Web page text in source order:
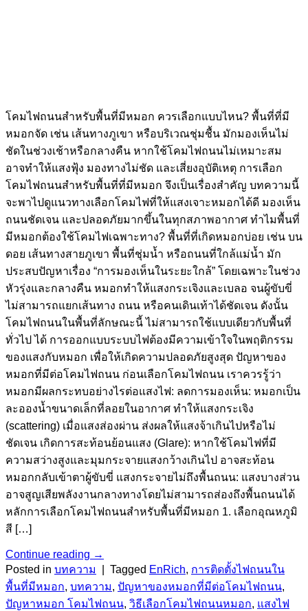
โคมไฟถนนสำหรับพื้นที่มีหมอก ควรเลือกแบบไหน? พื้นที่ที่มี
หมอกจัด เช่น เส้นทางภูเขา หรือบริเวณชุ่มชื้น มักมองเห็นไม่
ชัดในช่วงเช้าหรือกลางคืน หากใช้โคมไฟถนนไม่เหมาะสม
อาจทำให้แสงฟุ้ง มองทางไม่ชัด และเสี่ยงอุบัติเหตุ การเลือก
โคมไฟถนนสำหรับพื้นที่ที่มีหมอก จึงเป็นเรื่องสำคัญ บทความนี้
จะพาไปดูแนวทางเลือกโคมไฟที่ให้แสงเจาะหมอกได้ดี มองเห็น
ถนนชัดเจน และปลอดภัยมากขึ้นในทุกสภาพอากาศ ทำไมพื้นที่
มีหมอกต้องใช้โคมไฟเฉพาะทาง? พื้นที่ที่เกิดหมอกบ่อย เช่น บน
ดอย เส้นทางสายภูเขา พื้นที่ชุ่มน้ำ หรือถนนที่ใกล้แม่น้ำ มัก
ประสบปัญหาเรื่อง “การมองเห็นในระยะใกล้” โดยเฉพาะในช่วง
หัวรุ่งและกลางคืน หมอกทำให้แสงกระเจิงและเบลอ จนผู้ขับขี่
ไม่สามารถแยกเส้นทาง ถนน หรือคนเดินเท้าได้ชัดเจน ดังนั้น
โคมไฟถนนในพื้นที่ลักษณะนี้ ไม่สามารถใช้แบบเดียวกับพื้นที่
ทั่วไป ได้ การออกแบบระบบไฟต้องมีความเข้าใจในพฤติกรรม
ของแสงกับหมอก เพื่อให้เกิดความปลอดภัยสูงสุด ปัญหาของ
หมอกที่มีต่อโคมไฟถนน ก่อนเลือกโคมไฟถนน เราควรรู้ว่า
หมอกมีผลกระทบอย่างไรต่อแสงไฟ: ลดการมองเห็น: หมอกเป็น
ละอองน้ำขนาดเล็กที่ลอยในอากาศ ทำให้แสงกระเจิง
(scattering) เมื่อแสงส่องผ่าน ส่งผลให้แสงจ้าเกินไปหรือไม่
ชัดเจน เกิดการสะท้อนย้อนแสง (Glare): หากใช้โคมไฟที่มี
ความสว่างสูงและมุมกระจายแสงกว้างเกินไป อาจสะท้อน
หมอกกลับเข้าตาผู้ขับขี่ แสงกระจายไม่ถึงพื้นถนน: แสงบางส่วน
อาจสูญเสียพลังงานกลางทางโดยไม่สามารถส่องถึงพื้นถนนได้
หลักการเลือกโคมไฟถนนสำหรับพื้นที่มีหมอก 1. เลือกอุณหภูมิ
สี […]
Continue reading →
Posted in บทความ Tagged EnRich, การติดตั้งไฟถนนใน
พื้นที่มีหมอก, บทความ, ปัญหาของหมอกที่มีต่อโคมไฟถนน,
ปัญหาหมอก โคมไฟถนน, วิธีเลือกโคมไฟถนนหมอก, แสงไฟ